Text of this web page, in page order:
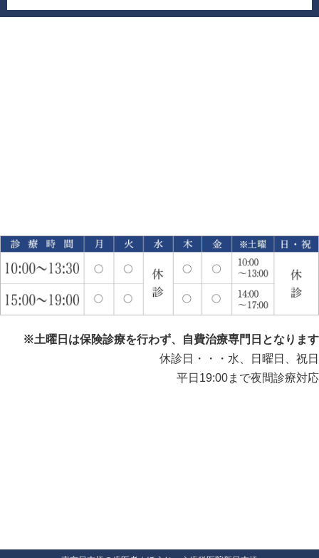
※土曜日は保険診療を行わず、自費治療専門日となります
休診日・・・水、日曜日、祝日
平日19:00まで夜間診療対応